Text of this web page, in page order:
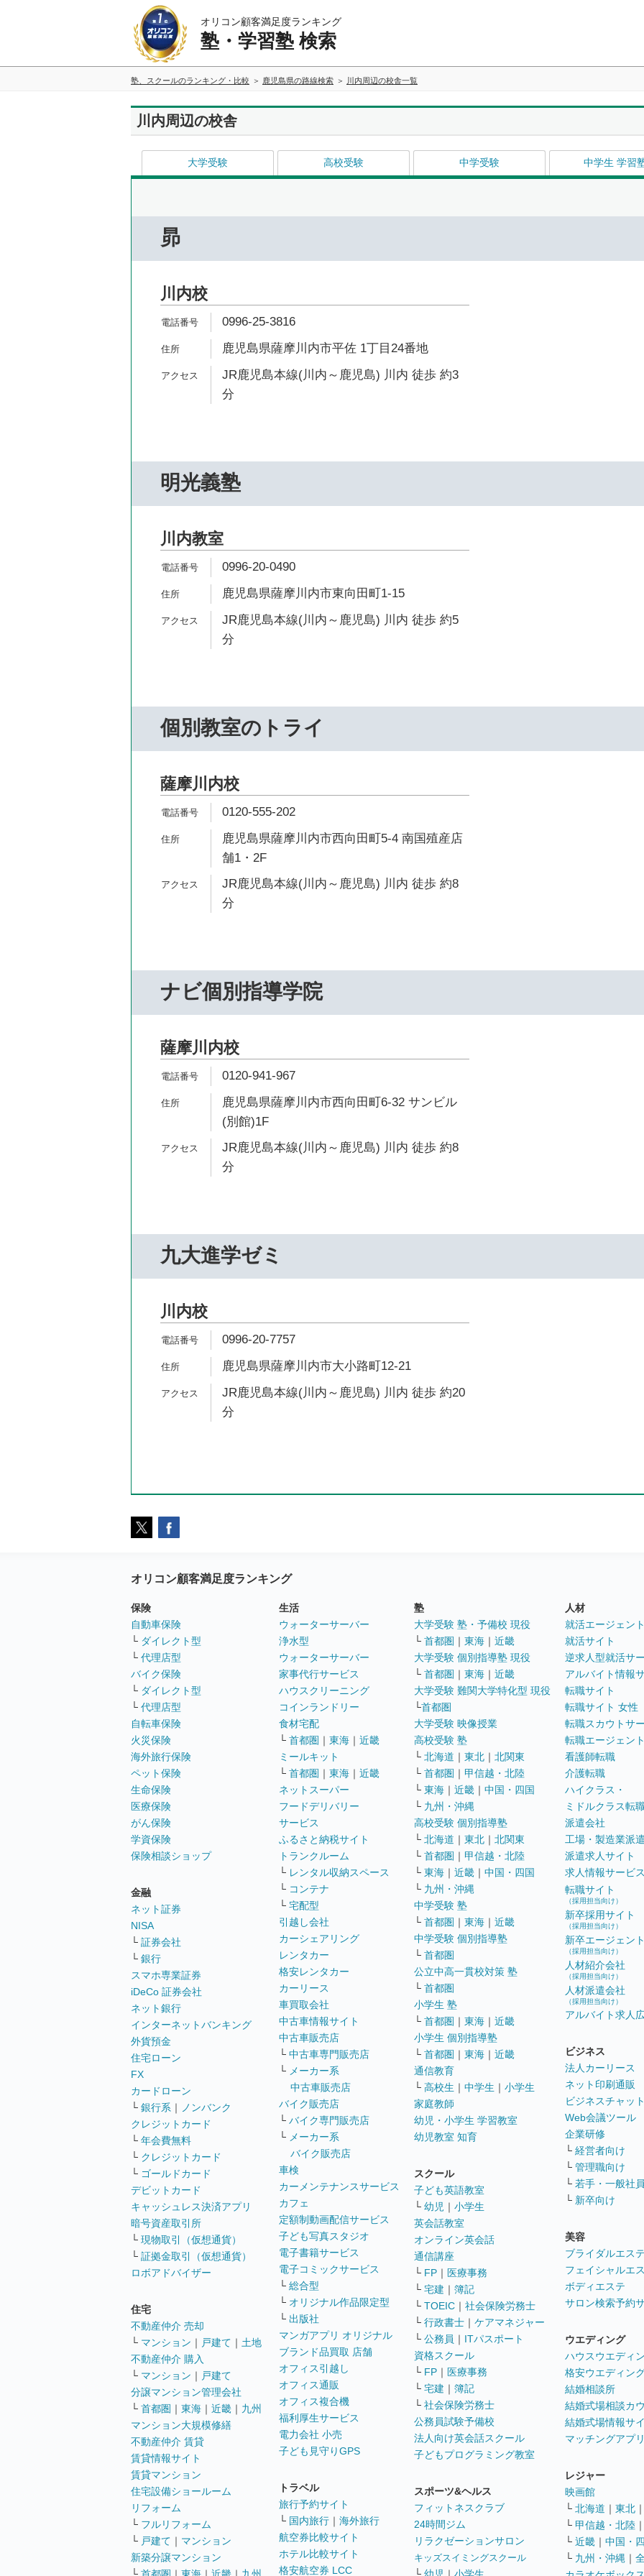
オリコン顧客満足度ランキング
塾・学習塾 検索
塾、スクールのランキング・比較 鹿児島県の路線検索 川内周辺の校舎一覧
川内周辺の校舎
大学受験 高校受験 中学受験 中学生 学習
昴
川内校
0996-25-3816
鹿児島県薩摩川内市平佐 1丁目24番地
JR鹿児島本線(川内～鹿児島) 川内 徒歩 約3
分
明光義塾
川内教室
0996-20-0490
鹿児島県薩摩川内市東向田町1-15
JR鹿児島本線(川内～鹿児島) 川内 徒歩 約5
分
個別教室のトライ
薩摩川内校
0120-555-202
鹿児島県薩摩川内市西向田町5-4 南国殖産店
舗1・2F
JR鹿児島本線(川内～鹿児島) 川内 徒歩 約8
分
ナビ個別指導学院
薩摩川内校
0120-941-967
鹿児島県薩摩川内市西向田町6-32 サンビル
(別館)1F
JR鹿児島本線(川内～鹿児島) 川内 徒歩 約8
分
九大進学ゼミ
川内校
0996-20-7757
鹿児島県薩摩川内市大小路町12-21
JR鹿児島本線(川内～鹿児島) 川内 徒歩 約20
分
オリコン顧客満足度ランキング
保険
自動車保険
└ ダイレクト型
└ 代理店型
バイク保険
└ ダイレクト型
└ 代理店型
自転車保険
火災保険
海外旅行保険
ペット保険
生命保険
医療保険
がん保険
学資保険
保険相談ショップ
金融
ネット証券
NISA
└ 証券会社
└ 銀行
スマホ専業証券
iDeCo 証券会社
ネット銀行
インターネットバンキング
外貨預金
住宅ローン
FX
カードローン
└ 銀行系 ｜
ノンバンク
クレジットカード
└ 年会費無料
└ クレジットカード
└ ゴールドカード
デビットカード
キャッシュレス決済アプリ
暗号資産取引所
└ 現物取引（仮想通貨）
└ 証拠金取引（仮想通貨）
ロボアドバイザー
住宅
不動産仲介 売却
└ マンション ｜ 戸建て ｜ 土地
不動産仲介 購入
└ マンション ｜ 戸建て
分譲マンション管理会社
└ 首都圏 ｜ 東海 ｜ 近畿 ｜ 九州
マンション大規模修繕
不動産仲介 賃貸
賃貸情報サイト
賃貸マンション
住宅設備ショールーム
リフォーム
└ フルリフォーム
└ 戸建て ｜ マンション
新築分譲マンション
生活
ウォーターサーバー
浄水型
ウォーターサーバー
家事代行サービス
ハウスクリーニング
コインランドリー
食材宅配
└ 首都圏 ｜ 東海 ｜ 近畿
ミールキット
└ 首都圏 ｜ 東海 ｜ 近畿
ネットスーパー
フードデリバリー
サービス
ふるさと納税サイト
トランクルーム
└ レンタル収納スペース
└ コンテナ
└ 宅配型
引越し会社
カーシェアリング
レンタカー
格安レンタカー
カーリース
車買取会社
中古車情報サイト
中古車販売店
└ 中古車専門販売店
└ メーカー系
中古車販売店
バイク販売店
└ バイク専門販売店
└ メーカー系
バイク販売店
車検
カーメンテナンスサービス
カフェ
定額制動画配信サービス
子ども写真スタジオ
電子書籍サービス
電子コミックサービス
└ 総合型
└ オリジナル作品限定型
└ 出版社
マンガアプリ オリジナル
ブランド品買取 店舗
オフィス引越し
オフィス通販
オフィス複合機
福利厚生サービス
電力会社 小売
子ども見守りGPS
トラベル
旅行予約サイト
└ 国内旅行 ｜ 海外旅行
航空券比較サイト
ホテル比較サイト
格安航空券 LCC
塾
大学受験 塾・予備校 現役
└ 首都圏 ｜ 東海 ｜ 近畿
大学受験 個別指導塾 現役
└ 首都圏 ｜ 東海 ｜ 近畿
大学受験 難関大学特化型 現役
└首都圏
大学受験 映像授業
高校受験 塾
└ 北海道 ｜ 東北 ｜ 北関東
└ 首都圏 ｜ 甲信越・北陸
└ 東海 ｜ 近畿 ｜ 中国・四国
└ 九州・沖縄
高校受験 個別指導塾
└ 北海道 ｜ 東北 ｜ 北関東
└ 首都圏 ｜ 甲信越・北陸
└ 東海 ｜ 近畿 ｜ 中国・四国
└ 九州・沖縄
中学受験 塾
└ 首都圏 ｜ 東海 ｜ 近畿
中学受験 個別指導塾
└ 首都圏
公立中高一貫校対策 塾
└ 首都圏
小学生 塾
└ 首都圏 ｜ 東海 ｜ 近畿
小学生 個別指導塾
└ 首都圏 ｜ 東海 ｜ 近畿
通信教育
└ 高校生 ｜ 中学生 ｜ 小学生
家庭教師
幼児・小学生 学習教室
幼児教室 知育
スクール
子ども英語教室
└ 幼児 ｜ 小学生
英会話教室
オンライン英会話
通信講座
└ FP ｜ 医療事務
└ 宅建 ｜ 簿記
└ TOEIC ｜ 社会保険労務士
└ 行政書士 ｜ ケアマネジャー
└ 公務員 ｜ ITパスポート
資格スクール
└ FP ｜ 医療事務
└ 宅建 ｜ 簿記
└ 社会保険労務士
公務員試験予備校
法人向け英会話スクール
子どもプログラミング教室
スポーツ&ヘルス
フィットネスクラブ
24時間ジム
リラクゼーションサロン
キッズスイミングスクール
人材
就活エージェン
就活サイト
逆求人型就活サ
アルバイト情報
転職サイト
転職サイト 女性
転職スカウトサ
転職エージェン
看護師転職
介護転職
ハイクラス・
ミドルクラス転
派遣会社
工場・製造業派
派遣求人サイト
求人情報サービ
転職サイト
（採用担当向け）
新卒採用サイト
（採用担当向け）
新卒エージェン
（採用担当向け）
人材紹介会社
（採用担当向け）
人材派遣会社
（採用担当向け）
アルバイト求人
ビジネス
法人カーリース
ネット印刷通販
ビジネスチャッ
Web会議ツール
企業研修
└ 経営者向け
└ 管理職向け
└ 若手・一般社
└ 新卒向け
美容
ブライダルエス
フェイシャルエ
ボディエステ
サロン検索予約
ウエディング
ハウスウエディ
格安ウエディン
結婚相談所
結婚式場相談カ
結婚式場情報サ
マッチングアプ
レジャー
映画館
└ 北海道 ｜ 東北
└ 甲信越・北陸
└ 近畿 ｜ 中国・
└ 九州・沖縄 ｜